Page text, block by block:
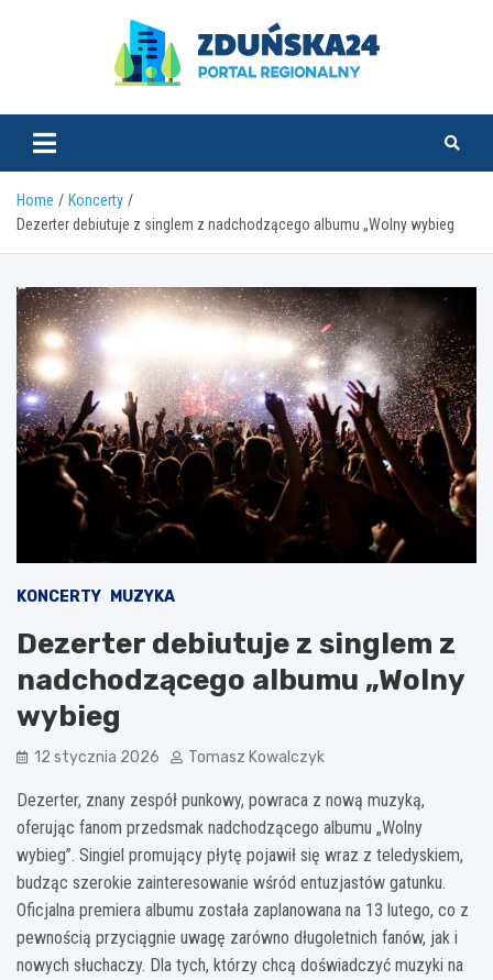
zdunska24.pl
Home
Koncerty
Dezerter debiutuje z singlem z nadchodzącego albumu „Wolny wybieg
KONCERTY MUZYKA
Dezerter debiutuje z singlem z
nadchodzącego albumu „Wolny
wybieg
12 stycznia 2026 Tomasz Kowalczyk
Dezerter, znany zespół punkowy, powraca z nową muzyką,
oferując fanom przedsmak nadchodzącego albumu „Wolny
wybieg”. Singiel promujący płytę pojawił się wraz z teledyskiem,
budząc szerokie zainteresowanie wśród entuzjastów gatunku.
Oficjalna premiera albumu została zaplanowana na 13 lutego, co z
pewnością przyciągnie uwagę zarówno długoletnich fanów, jak i
nowych słuchaczy. Dla tych, którzy chcą doświadczyć muzyki na